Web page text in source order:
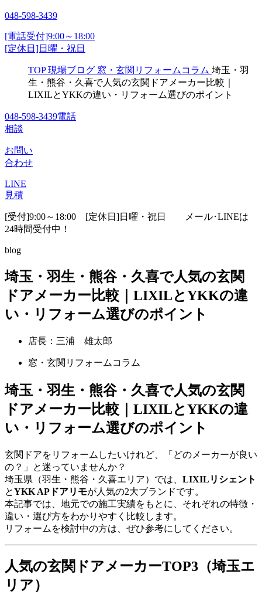
048-598-3439
[電話受付]9:00～18:00
[定休日]日曜・祝日
TOP 現場ブログ 窓・玄関リフォームコラム 埼玉・羽
生・熊谷・久喜で人気の玄関ドアメーカー比較｜
LIXILとYKKの違い・リフォーム選びのポイント
048-598-3439電話
相談
お問い
合わせ
LINE
見積
[受付]9:00～18:00 [定休日]日曜・祝日
メール･LINEは
24時間受付中！
blog
埼玉・羽生・熊谷・久喜で人気の玄関
ドアメーカー比較｜LIXILとYKKの違
い・リフォーム選びのポイント
店長：三浦 雄太郎
窓・玄関リフォームコラム
埼玉・羽生・熊谷・久喜で人気の玄関
ドアメーカー比較｜LIXILとYKKの違
い・リフォーム選びのポイント
玄関ドアをリフォームしたいけれど、「どのメーカーが良い
の？」と迷っていませんか？
埼玉県（羽生・熊谷・久喜エリア）では、 LIXILリシェント
とYKK APドアリモが人気の2大ブランドです。
本記事では、地元での施工実績をもとに、それぞれの特徴・
違い・選び方をわかりやすく比較します。
リフォームを検討中の方は、ぜひ参考にしてください。
人気の玄関ドアメーカーTOP3（埼玉エ
リア）